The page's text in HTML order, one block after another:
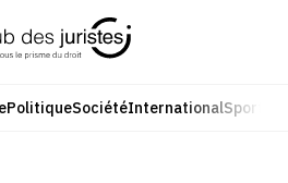
PolitiqueSociétéInternationalSport